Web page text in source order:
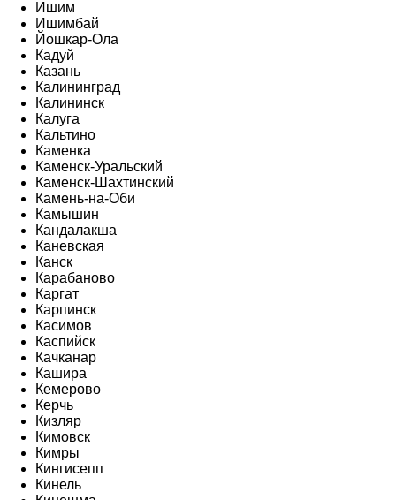
Ишим
Ишимбай
Йошкар-Ола
Кадуй
Казань
Калининград
Калининск
Калуга
Кальтино
Каменка
Каменск-Уральский
Каменск-Шахтинский
Камень-на-Оби
Камышин
Кандалакша
Каневская
Канск
Карабаново
Каргат
Карпинск
Касимов
Каспийск
Качканар
Кашира
Кемерово
Керчь
Кизляр
Кимовск
Кимры
Кингисепп
Кинель